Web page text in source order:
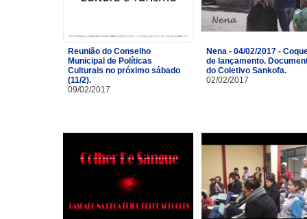
Reunião do Conselho
Municipal de Políticas
Culturais no próximo sábado
(11/2).
09/02/2017
Nena - 04/02/2017 -
de lançamento.
do Coletivo Sankofa.
02/02/2017